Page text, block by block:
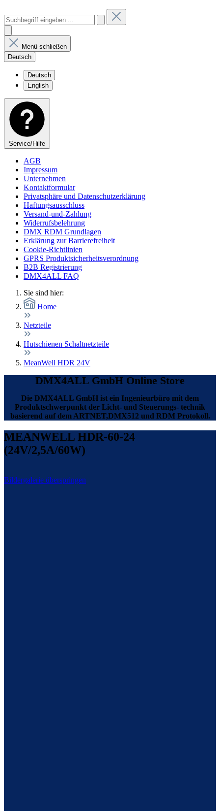
Menü schließen
Deutsch
Deutsch
English
Service/Hilfe
AGB
Impressum
Unternehmen
Kontaktformular
Privatsphäre und Datenschutzerklärung
Haftungsausschluss
Versand-und-Zahlung
Widerrufsbelehrung
DMX RDM Grundlagen
Erklärung zur Barrierefreiheit
Cookie-Richtlinien
GPRS Produktsicherheitsverordnung
B2B Registrierung
DMX4ALL FAQ
Sie sind hier:
Home
Netzteile
Hutschienen Schaltnetzteile
MeanWell HDR 24V
DMX4ALL GmbH Online Store
Die DMX4ALL GmbH ist ein Ingenieurbüro mit dem
Produktschwerpunkt der Licht- und Steuerungs- technik
basierend auf dem ARTNET,DMX512 und RDM Protokoll.
MEANWELL HDR-60-24
(24V/2,5A/60W)
Bildergalerie überspringen